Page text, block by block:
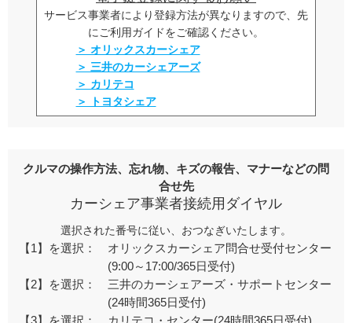
サービス事業者により登録方法が異なりますので、先
にご利用ガイドをご確認ください。
＞ オリックスカーシェア
＞ 三井のカーシェアーズ
＞ カリテコ
＞ トヨタシェア
クルマの操作方法、忘れ物、キズの報告、マナーなどの問
合せ先
カーシェア事業者接続用ダイヤル
選択された番号に従い、おつなぎいたします。
【1】を選択：
オリックスカーシェア問合せ受付センター
(9:00～17:00/365日受付)
【2】を選択：
三井のカーシェアーズ・サポートセンター
(24時間365日受付)